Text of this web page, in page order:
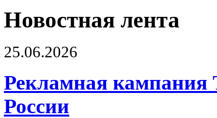
Новостная лента
25.06.2026
Рекламная кампания
России